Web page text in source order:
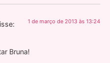
1 de março de 2013 às 13:24
Bruna!